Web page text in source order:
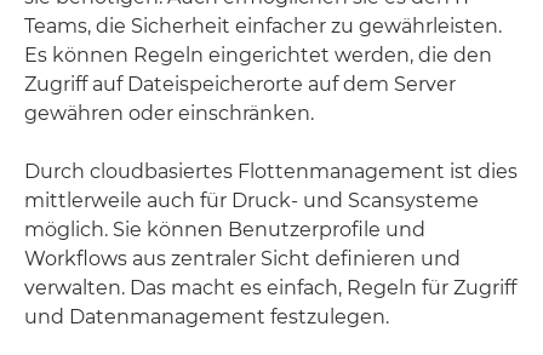
Teams, die Sicherheit einfacher zu gewährleisten.
Es können Regeln eingerichtet werden, die den
Zugriff auf Dateispeicherorte auf dem Server
gewähren oder einschränken.
Durch cloudbasiertes Flottenmanagement ist dies
mittlerweile auch für Druck- und Scansysteme
möglich. Sie können Benutzerprofile und
Workflows aus zentraler Sicht definieren und
verwalten. Das macht es einfach, Regeln für Zugriff
und Datenmanagement festzulegen.